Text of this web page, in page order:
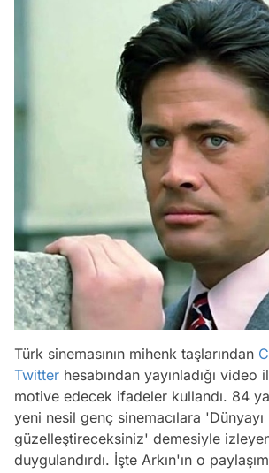
Türk sinemasının mihenk taşlarından
Twitter hesabından yayınladığı video
motive edecek ifadeler kullandı. 84
yeni nesil genç sinemacılara 'Dünyayı
güzelleştireceksiniz' demesiyle
duygulandırdı. İşte Arkın'ın o